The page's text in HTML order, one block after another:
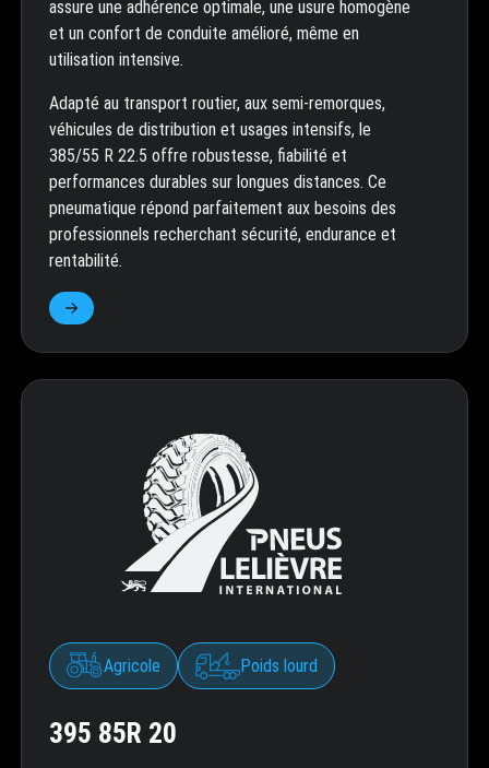
assure une adhérence optimale, une usure homogène
et un confort de conduite amélioré, même en
utilisation intensive.
Adapté au transport routier, aux semi-remorques,
véhicules de distribution et usages intensifs, le
385/55 R 22.5 offre robustesse, fiabilité et
performances durables sur longues distances. Ce
pneumatique répond parfaitement aux besoins des
professionnels recherchant sécurité, endurance et
rentabilité.
Agricole Poids lourd
395 85R 20